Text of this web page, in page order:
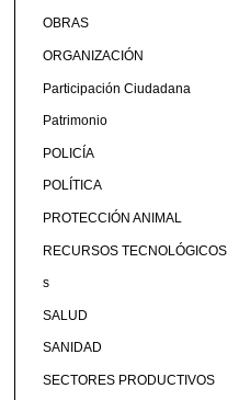
OBRAS
ORGANIZACIÓN
Participación Ciudadana
Patrimonio
POLICÍA
POLÍTICA
PROTECCIÓN ANIMAL
RECURSOS TECNOLÓGICOS
s
SALUD
SANIDAD
SECTORES PRODUCTIVOS